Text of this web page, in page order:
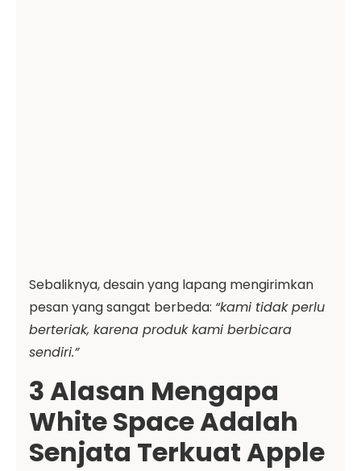
Sebaliknya, desain yang lapang mengirimkan
pesan yang sangat berbeda: “kami tidak perlu
berteriak, karena produk kami berbicara
sendiri.”
3 Alasan Mengapa
White Space Adalah
Senjata Terkuat Apple